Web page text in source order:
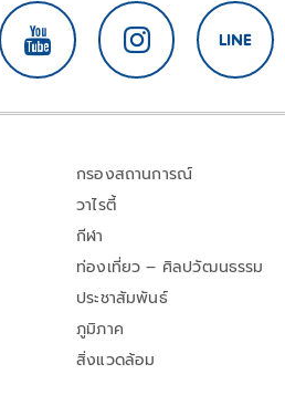
กรองสถานการณ์
วาไรตี้
กีฬา
ท่องเที่ยว – ศิลปวัฒนธรรม
ประชาสัมพันธ์
ภูมิภาค
สิ่งแวดล้อม